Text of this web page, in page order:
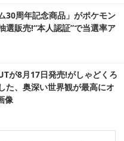
30周年記念商品」がポケモン
選販売!“本人認証”で当選率ア
が8月17日発売!がしゃどくろ
た、奥深い世界観が最高にオ
像